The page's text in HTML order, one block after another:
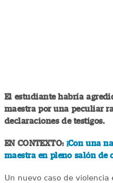
El estudiante habría
maestra por una peculiar
declaraciones de testigos.
EN CONTEXTO: ¡Con una
maestra en pleno salón de
Un nuevo caso de